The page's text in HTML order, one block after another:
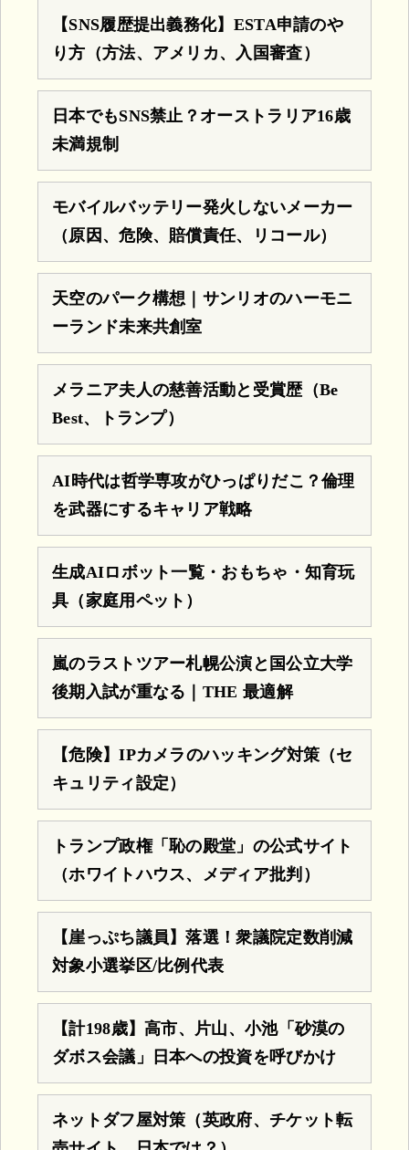
【SNS履歴提出義務化】ESTA申請のや
り方（方法、アメリカ、入国審査）
日本でもSNS禁止？オーストラリア16歳
未満規制
モバイルバッテリー発火しないメーカー
（原因、危険、賠償責任、リコール）
天空のパーク構想｜サンリオのハーモニ
ーランド未来共創室
メラニア夫人の慈善活動と受賞歴（Be
Best、トランプ）
AI時代は哲学専攻がひっぱりだこ？倫理
を武器にするキャリア戦略
生成AIロボット一覧・おもちゃ・知育玩
具（家庭用ペット）
嵐のラストツアー札幌公演と国公立大学
後期入試が重なる｜THE 最適解
【危険】IPカメラのハッキング対策（セ
キュリティ設定）
トランプ政権「恥の殿堂」の公式サイト
（ホワイトハウス、メディア批判）
【崖っぷち議員】落選！衆議院定数削減
対象小選挙区/比例代表
【計198歳】高市、片山、小池「砂漠の
ダボス会議」日本への投資を呼びかけ
ネットダフ屋対策（英政府、チケット転